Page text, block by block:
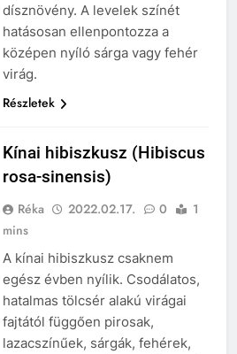
dísznövény. A levelek színét
hatásosan ellenpontozza a
középen nyíló sárga vagy fehér
virág.
Részletek
Kínai hibiszkusz (Hibiscus
rosa-sinensis)
Réka 2022.02.17. 0
1
mins
A kínai hibiszkusz csaknem
egész évben nyílik. Csodálatos,
hatalmas tölcsér alakú virágai
fajtától függően pirosak,
lazacszínűek, sárgák, fehérek,